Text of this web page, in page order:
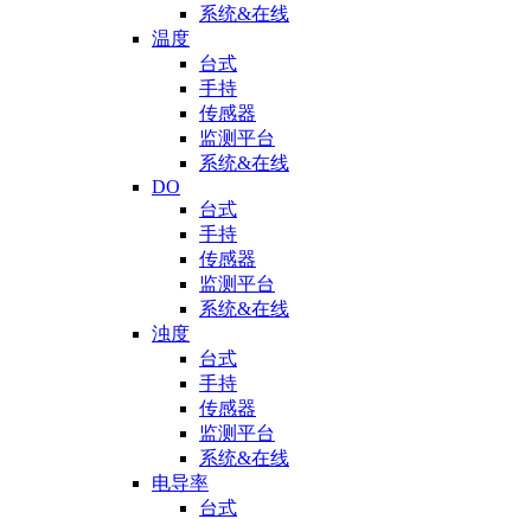
系统&在线
温度
台式
手持
传感器
监测平台
系统&在线
DO
台式
手持
传感器
监测平台
系统&在线
浊度
台式
手持
传感器
监测平台
系统&在线
电导率
台式